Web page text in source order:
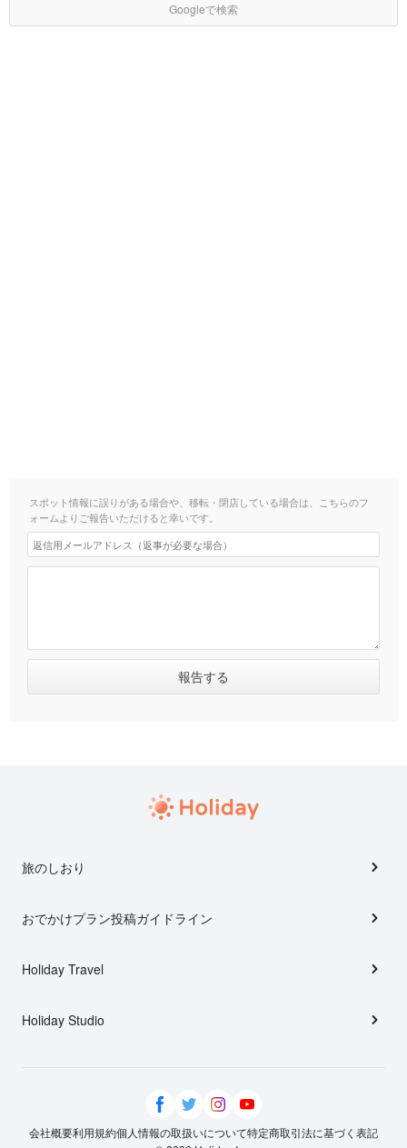
Googleで検索
スポット情報に誤りがある場合や、移転・閉店している場合は、こちらのフ
ォームよりご報告いただけると幸いです。
旅のしおり
おでかけプラン投稿ガイドライン
Holiday Travel
Holiday Studio
会社概要利用規約個人情報の取扱いについて特定商取引法に基づく表記